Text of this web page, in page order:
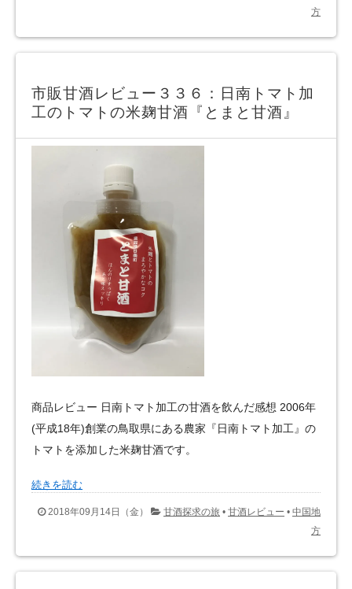
方
市販甘酒レビュー３３６：日南トマト加
工のトマトの米麹甘酒『とまと甘酒』
商品レビュー 日南トマト加工の甘酒を飲んだ感想 2006年
(平成18年)創業の鳥取県にある農家『日南トマト加工』の
トマトを添加した米麹甘酒です。
続きを読む
2018年09月14日（金） 甘酒探求の旅 • 甘酒レビュー • 中国地
方